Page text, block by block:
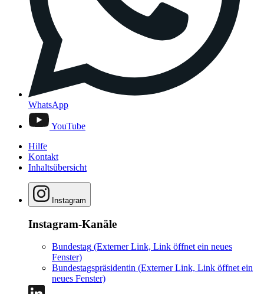
WhatsApp
YouTube
Hilfe
Kontakt
Inhaltsübersicht
Instagram
Instagram-Kanäle
Bundestag (Externer Link, Link öffnet ein neues
Fenster)
Bundestagspräsidentin (Externer Link, Link öffnet ein
neues Fenster)